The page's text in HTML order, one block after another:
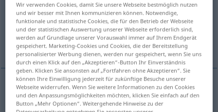
Übersicht aller Übersetzungen
(Für mehr Details die Übersetzung anklicken/antippen)
kämpferisch
kämpferisch combatif
Wir verwenden Cookies, damit Sie unsere Webseite bestmöglich nutzen
und wir besser mit Ihnen kommunizieren können. Notwendige,
funktionale und statistische Cookies, die für den Betrieb der Webseite
und der statistischen Auswertung unserer Webseite erforderlich sind,
werden auf Grundlage unserer Vorauswahl immer auf Ihrem Endgerät
gespeichert. Marketing-Cookies und Cookies, die der Bereitstellung
personalisierter Werbung dienen, werden nur gespeichert, wenn Sie uns
durch einen Klick auf den „Akzeptieren“-Button Ihr Einverständnis
geben. Klicken Sie ansonsten auf „Fortfahren ohne Akzeptieren“. Sie
können Ihre Einwilligung jederzeit für zukünftige Besuche unserer
Webseite widerrufen. Wenn Sie weitere Informationen zu den Cookies
und den Anpassungsmöglichkeiten möchten, klicken Sie einfach auf den
Button „Mehr Optionen“. Weitergehende Hinweise zu der